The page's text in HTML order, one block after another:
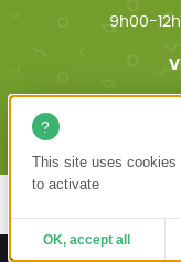
9h00-
This site uses cookies
to activate
OK, accept all